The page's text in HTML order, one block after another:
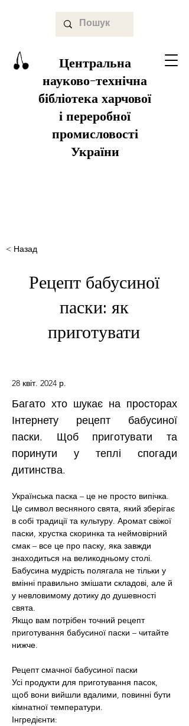
Центральна
науково-технічна
бібліотека харчової
і переробної
промисловості
України
< Назад
Рецепт бабусиної
паски: як
приготувати
28 квіт. 2024 р.
Багато хто шукає на просторах
Інтернету рецепт бабусиної
паски. Щоб приготувати та
поринути у теплі спогади
дитинства.
Українська паска – це не просто випічка.
Це символ весняного свята, який зберігає
в собі традиції та культуру. Аромат свіжої
паски, хрустка скоринка та неймовірний
смак – все це про паску, яка завжди
знаходиться на великодньому столі.
Бабусина мудрість полягала не тільки у
вмінні правильно змішати складові, але й
у невловимому дотику до душевності
свята.
Якщо вам потрібен точний рецепт
приготування бабусиної паски – читайте
нижче.
Рецепт смачної бабусиної паски
Усі продукти для приготування пасок,
щоб вони вийшли вдалими, повинні бути
кімнатної температури.
Інгредієнти: